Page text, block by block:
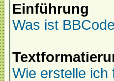
Einführung
Was ist
Wie erstelle ich